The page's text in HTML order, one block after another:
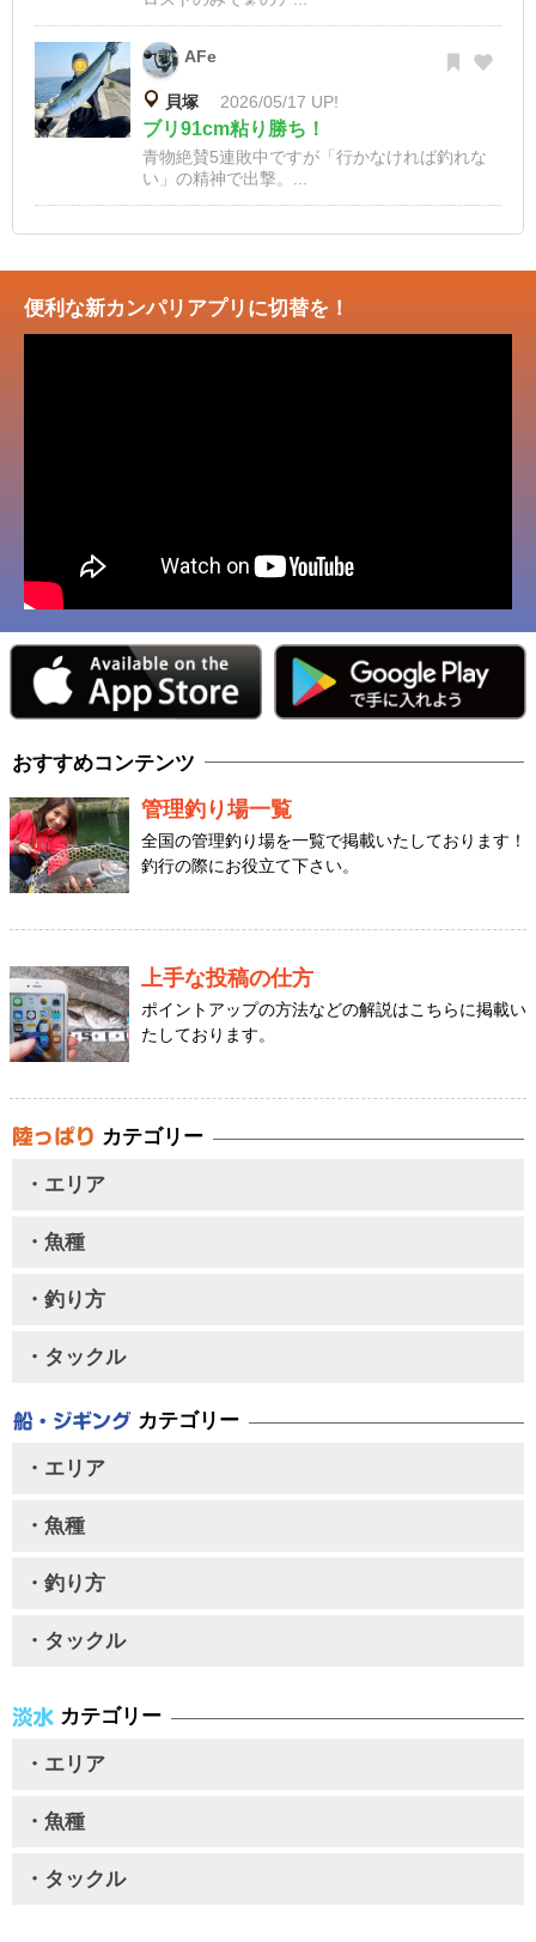
AFe
貝塚 2026/05/17 UP!
ブリ91cm粘り勝ち！
青物絶賛5連敗中ですが「行かなければ釣れな
い」の精神で出撃。...
便利な新カンパリアプリに切替を！
おすすめコンテンツ
管理釣り場一覧
全国の管理釣り場を一覧で掲載いたしております！
釣行の際にお役立て下さい。
上手な投稿の仕方
ポイントアップの方法などの解説はこちらに掲載い
たしております。
カテゴリー
・エリア
・魚種
・釣り方
・タックル
カテゴリー
・エリア
・魚種
・釣り方
・タックル
カテゴリー
・エリア
・魚種
・タックル